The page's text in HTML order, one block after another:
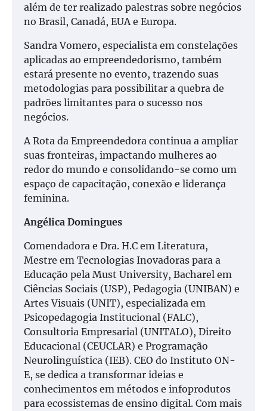
além de ter realizado palestras sobre negócios
no Brasil, Canadá, EUA e Europa.
Sandra Vomero, especialista em constelações
aplicadas ao empreendedorismo, também
estará presente no evento, trazendo suas
metodologias para possibilitar a quebra de
padrões limitantes para o sucesso nos
negócios.
A Rota da Empreendedora continua a ampliar
suas fronteiras, impactando mulheres ao
redor do mundo e consolidando-se como um
espaço de capacitação, conexão e liderança
feminina.
Angélica Domingues
Comendadora e Dra. H.C em Literatura,
Mestre em Tecnologias Inovadoras para a
Educação pela Must University, Bacharel em
Ciências Sociais (USP), Pedagogia (UNIBAN) e
Artes Visuais (UNIT), especializada em
Psicopedagogia Institucional (FALC),
Consultoria Empresarial (UNITALO), Direito
Educacional (CEUCLAR) e Programação
Neurolinguística (IEB). CEO do Instituto ON-
E, se dedica a transformar ideias e
conhecimentos em métodos e infoprodutos
para ecossistemas de ensino digital. Com mais